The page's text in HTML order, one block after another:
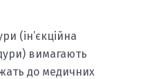
(ін’єкційна
вимагають
до медичних